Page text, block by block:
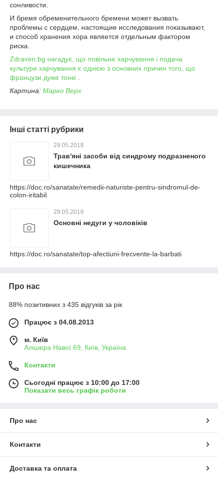
сонливости.
И бремя обременительного бремени может вызвать
проблемы с сердцем, настоящие исследования показывают,
и способ хранения хора является отдельным фактором
риска.
Zdraven.bg нагадує, що повільне харчування і подача
культури харчування є однією з основних причин того, що
французи дуже тонкі
Картина: Марко Верх
Інші статті рубрики
29.05.2019
Трав'яні засоби від синдрому подразненого
кишечника
https://doc.ro/sanatate/remedii-naturiste-pentru-sindromul-de-
colon-iritabil
29.05.2019
Основні недуги у чоловіків
https://doc.ro/sanatate/top-afectiuni-frecvente-la-barbati
Про нас
88% позитивних з 435 відгуків за рік
Працює з 04.08.2013
м. Київ
Алішера Навої 69, Київ, Україна
Контакти
Сьогодні працює з 10:00 до 17:00
Показати весь графік роботи
Про нас
Контакти
Доставка та оплата